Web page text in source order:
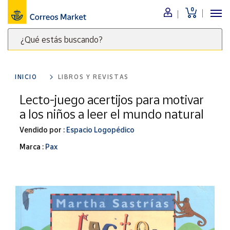
0
¿Qué estás buscando?
clave
para
buscar
productos
Correos
Menú
Nuestro
catálogo
Alimentación
Bebidas
Ocio y cultura
Juguetes y
Merchandising
y regalos
Tienda de
INICIO LIBROS Y REVISTAS
Lecto-juego acertijos para motivar
a los niños a leer el mundo natural
Vendido por : Espacio Logopédico
Marca : Pax